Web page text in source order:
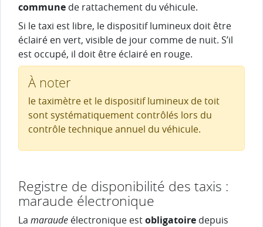
commune de rattachement du véhicule.
Si le taxi est libre, le dispositif lumineux doit être
éclairé en vert, visible de jour comme de nuit. S’il
est occupé, il doit être éclairé en rouge.
À noter
le taximètre et le dispositif lumineux de toit
sont systématiquement contrôlés lors du
contrôle technique annuel du véhicule.
Registre de disponibilité des taxis :
maraude électronique
La maraude électronique estobligatoire depuis